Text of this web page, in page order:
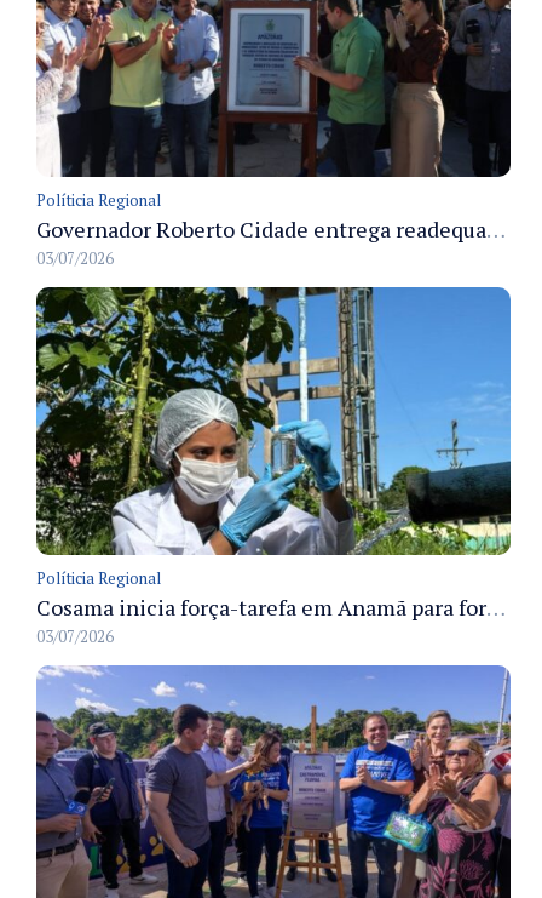
Políticia Regional
Governador Roberto Cidade entrega readequação do ambulatório da FCecon e amplia capacidade de atendimento oncológico em Manaus
03/07/2026
Políticia Regional
Cosama inicia força-tarefa em Anamã para fortalecer abastecimento de água e segurança hídrica da população
03/07/2026